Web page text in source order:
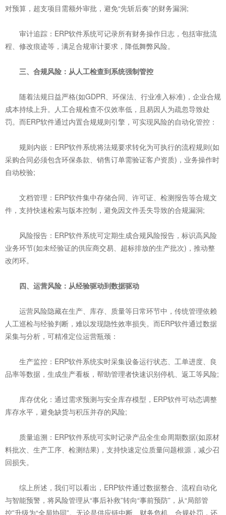
对预算，超支项目需额外审批，避免“先斩后奏”的财务漏洞;
审计追踪：ERP软件系统可记录所有财务操作日志，包括审批流
程、修改痕迹等，满足合规审计要求，降低舞弊风险。
三、合规风险：从人工检查到系统强制管控
随着法规日益严格(如GDPR、环保法、行业准入标准)，企业合规
成本持续上升。人工合规检查不仅效率低，且易因人为疏忽导致处
罚。而ERP软件通过内置合规规则引擎，可实现风险的自动化管控：
规则内嵌：ERP软件系统将法规要求转化为可执行的流程规则(如
采购合同必须包含环保条款、销售订单需验证客户资质)，业务操作时
自动校验;
文档管理：ERP软件集中存储合同、许可证、检测报告等合规文
件，支持快速检索与版本控制，避免因文件丢失导致的合规漏洞;
风险报告：ERP软件系统可定期生成合规风险报告，标识高风险
业务环节(如未经验证的供应商交易、超标排放的生产批次)，推动整
改闭环。
四、运营风险：从经验驱动到数据驱动
运营风险隐藏在生产、库存、质量等日常环节中，传统管理依赖
人工巡检与经验判断，难以发现隐性效率损失。而ERP软件通过数据
采集与分析，可精准定位运营瓶颈：
生产监控：ERP软件系统实时采集设备运行状态、工单进度、良
品率等数据，生成生产看板，帮助管理者快速识别停机、返工等风险;
库存优化：通过需求预测与安全库存模型，ERP软件可动态调整
库存水平，避免缺货与积压并存的风险;
质量追溯：ERP软件系统可实时记录产品全生命周期数据(如原材
料批次、生产工序、检测结果)，支持快速定位质量问题根源，减少召
回损失。
综上所述，我们可以看出，ERP软件通过数据整合、流程自动化
与智能预警，将风险管理从“事后补救”转向“事前预防”，从“局部管
控”升级为“全局协同”。无论是供应链中断、财务危机、合规处罚，还